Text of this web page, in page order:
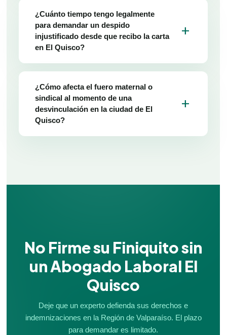
¿Cuánto tiempo tengo legalmente
para demandar un despido
injustificado desde que recibo la carta
en El Quisco?
add
¿Cómo afecta el fuero maternal o
sindical al momento de una
desvinculación en la ciudad de El
Quisco?
add
No Firme su Finiquito sin
un Abogado Laboral El
Quisco
Deje que un experto defienda sus derechos e
indemnizaciones en la Región de Valparaíso. El plazo
para demandar es limitado.